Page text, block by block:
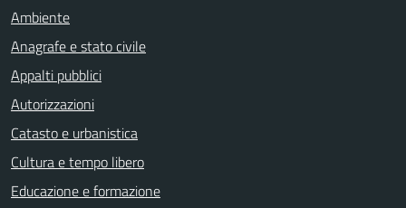
Ambiente
Anagrafe e stato civile
Appalti pubblici
Autorizzazioni
Catasto e urbanistica
Cultura e tempo libero
Educazione e formazione